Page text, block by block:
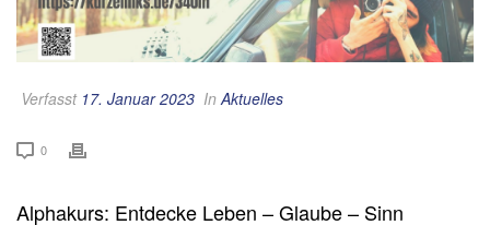
Verfasst 17. Januar 2023 InAktuelles
0
Alphakurs: Entdecke Leben – Glaube – Sinn